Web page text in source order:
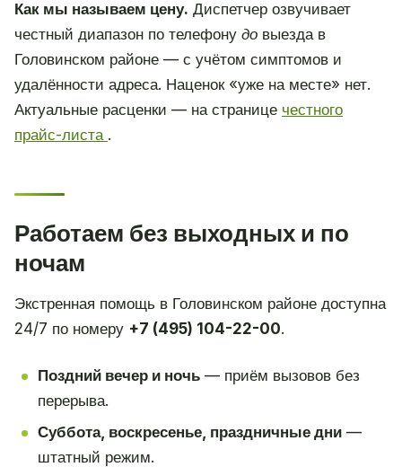
Как мы называем цену. Диспетчер озвучивает
честный диапазон по телефону до выезда в
Головинском районе — с учётом симптомов и
удалённости адреса. Наценок «уже на месте» нет.
Актуальные расценки — на странице честного
прайс-листа .
Работаем без выходных и по
ночам
Экстренная помощь в Головинском районе доступна
24/7 по номеру +7 (495) 104-22-00.
Поздний вечер и ночь— приём вызовов без
перерыва.
Суббота, воскресенье, праздничные дни—
штатный режим.